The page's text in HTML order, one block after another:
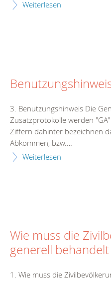
Weiterlesen
3. Benutzungshinweis Die
Zusatzprotokolle werden
Ziffern dahinter bezeichnen
Abkommen, bzw.…
Weiterlesen
Wie muss die
generell
1. Wie muss die